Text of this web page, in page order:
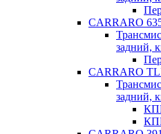
CARRARO
задний,
CARRARO
задний,